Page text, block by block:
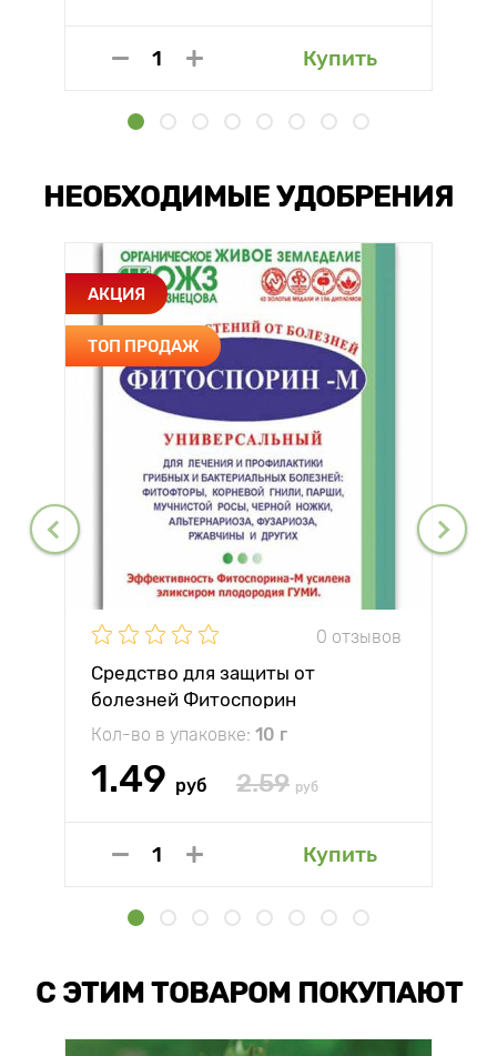
Купить
НЕОБХОДИМЫЕ УДОБРЕНИЯ
АКЦИЯ
ТОП ПРОДАЖ
0 отзывов
Средство для защиты от
болезней Фитоспорин
Кол-во в упаковке: 10 г
1.49 руб 2.59 руб
Купить
С ЭТИМ ТОВАРОМ ПОКУПАЮТ